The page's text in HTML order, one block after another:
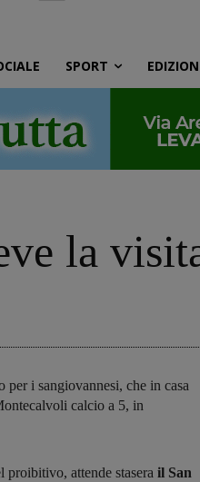
SPORT
la
i sangiovannesi, che in casa
calcio a 5, in
proibitivo, attende stasera il San